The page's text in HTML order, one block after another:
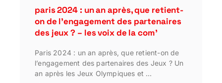
paris 2024 : un an après, que retient-
on de l’engagement des partenaires
des jeux ? – les voix de la com’
Paris 2024 : un an après, que retient-on de
l’engagement des partenaires des Jeux ? Un
an après les Jeux Olympiques et …